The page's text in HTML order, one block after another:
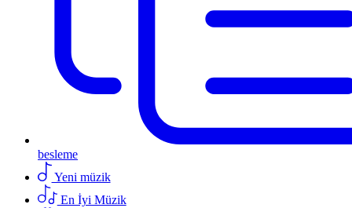
besleme
Yeni müzik
En İyi Müzik